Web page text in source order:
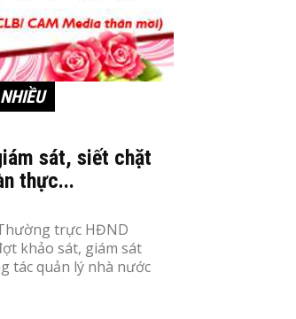
sát, siết chặt
thực...
trực HĐND
khảo sát, giám sát
tác quản lý nhà nước